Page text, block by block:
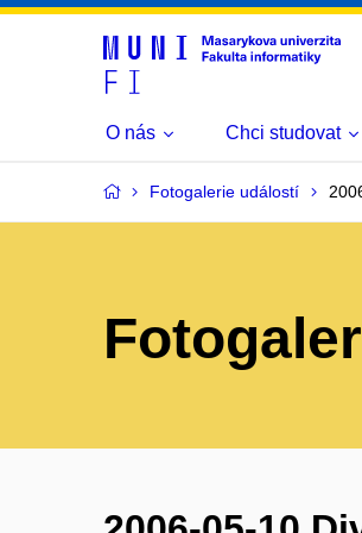
O nás Chci studovat
Fotogalerie událostí